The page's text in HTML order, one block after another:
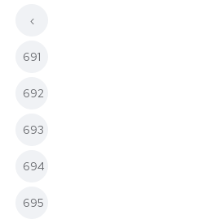
‹
691
692
693
694
695